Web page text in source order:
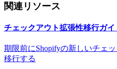
関連リソース
チェックアウト拡張性移行ガイ
期限前にShopifyの新しいチェ
移行する